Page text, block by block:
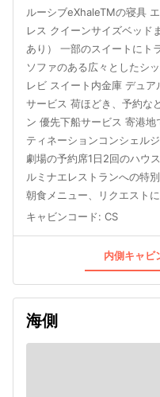
ルーシブeXhaleTMの寝具
レス クイーンサイズベッド
あり） 一部のスイートにト
ソファのある広々としたシ
レビ スイート内金庫 デュ
サービス 荷ほどき、予約な
ン 優先下船サービス 寄港
ティネーションコンシェル
劇場の予約席1日2回のハウ
ルミナエレストランへの特
朝食メニュー、リクエスト
キャビンコード: CS
内側キャビ
海側